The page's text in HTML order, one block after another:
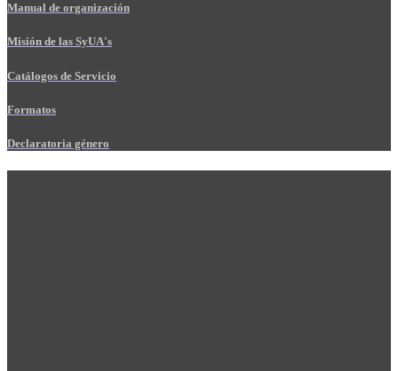
Manual de organización
Misión de las SyUA's
Catálogos de Servicio
Formatos
Declaratoria género